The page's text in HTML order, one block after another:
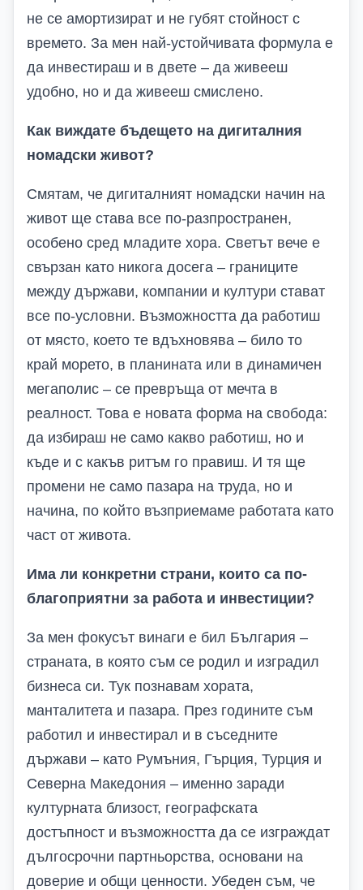
не се амортизират и не губят стойност с
времето. За мен най-устойчивата формула е
да инвестираш и в двете – да живееш
удобно, но и да живееш смислено.
Как виждате бъдещето на дигиталния
номадски живот?
Смятам, че дигиталният номадски начин на
живот ще става все по-разпространен,
особено сред младите хора. Светът вече е
свързан като никога досега – границите
между държави, компании и култури стават
все по-условни. Възможността да работиш
от място, което те вдъхновява – било то
край морето, в планината или в динамичен
мегаполис – се превръща от мечта в
реалност. Това е новата форма на свобода:
да избираш не само какво работиш, но и
къде и с какъв ритъм го правиш. И тя ще
промени не само пазара на труда, но и
начина, по който възприемаме работата като
част от живота.
Има ли конкретни страни, които са по-
благоприятни за работа и инвестиции?
За мен фокусът винаги е бил България –
страната, в която съм се родил и изградил
бизнеса си. Тук познавам хората,
манталитета и пазара. През годините съм
работил и инвестирал и в съседните
държави – като Румъния, Гърция, Турция и
Северна Македония – именно заради
културната близост, географската
достъпност и възможността да се изграждат
дългосрочни партньорства, основани на
доверие и общи ценности. Убеден съм, че